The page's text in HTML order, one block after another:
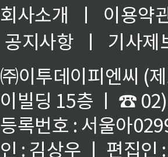
회사소개 ㅣ
이용약
공지사항
ㅣ
기사제
㈜이투데이피엔씨 (
이빌딩 15층 ㅣ ☎
등록번호 : 서울아
인 : 김상우 ㅣ 편집인